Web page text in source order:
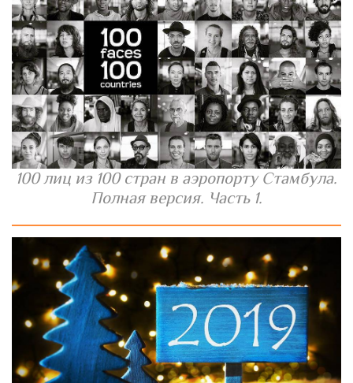
100 лиц из 100 стран в аэропорту Стамбула.
Полная версия. Часть 1.